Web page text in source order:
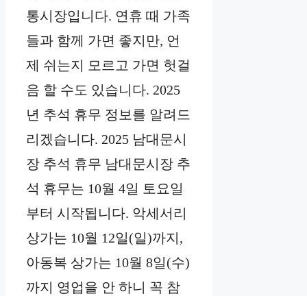
통시장입니다. 연휴 때 가족
들과 함께 가면 좋지만, 언
제 쉬는지 모르고 가면 헛걸
음 할 수도 있습니다. 2025
년 추석 휴무 정보를 알려드
리겠습니다. 2025 남대문시
장 추석 휴무 남대문시장 추
석 휴무는 10월 4일 토요일
부터 시작됩니다. 악세서리
상가는 10월 12일(일)까지,
아동복 상가는 10월 8일(수)
까지 영업을 안 하니 꼭 참